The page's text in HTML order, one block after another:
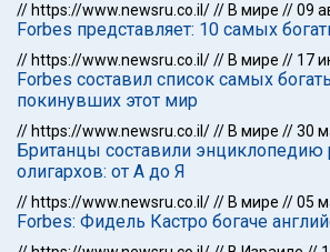
// https://www.newsru.co.il/// В мире //09
Forbes представляет: 10 самых
// https://www.newsru.co.il/// В мире // 17
Forbes составил список самых
покинувших этот мир
// https://www.newsru.co.il/// В мире //30
Британцы составили энциклопедию
олигархов: от А до Я
// https://www.newsru.co.il/// В мире //05
Forbes: Фидель Кастро богаче